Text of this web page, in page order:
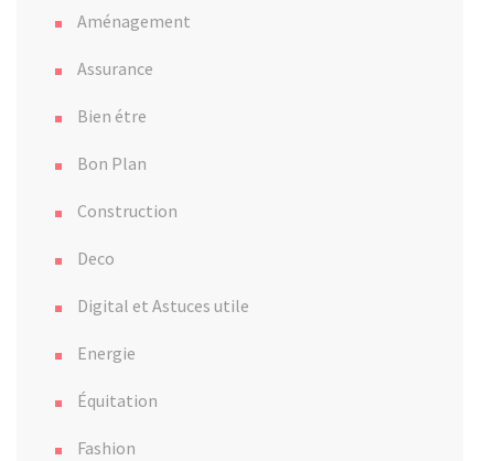
Aménagement
Assurance
Bien étre
Bon Plan
Construction
Deco
Digital et Astuces utile
Energie
Équitation
Fashion